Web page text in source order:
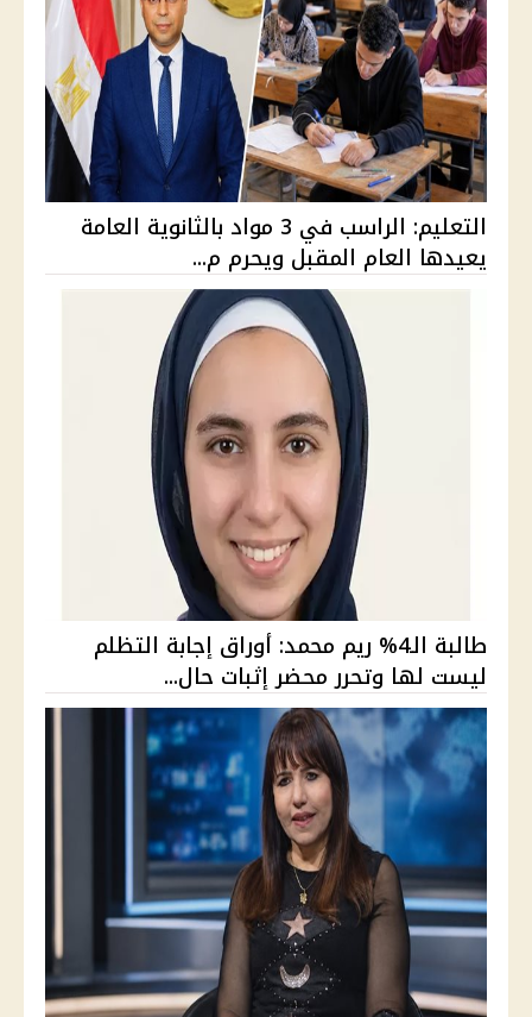
التعليم: الراسب في 3 مواد بالثانوية العامة
يعيدها العام المقبل ويحرم م...
طالبة الـ4% ريم محمد: أوراق إجابة التظلم
ليست لها وتحرر محضر إثبات حال...